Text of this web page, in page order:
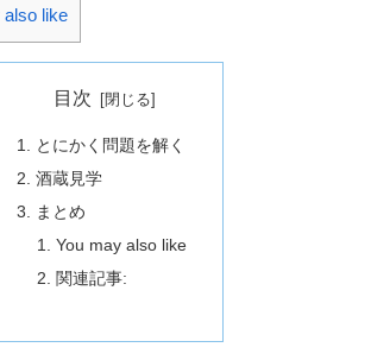
also like
目次
とにかく問題を解く
酒蔵見学
まとめ
You may also like
関連記事: